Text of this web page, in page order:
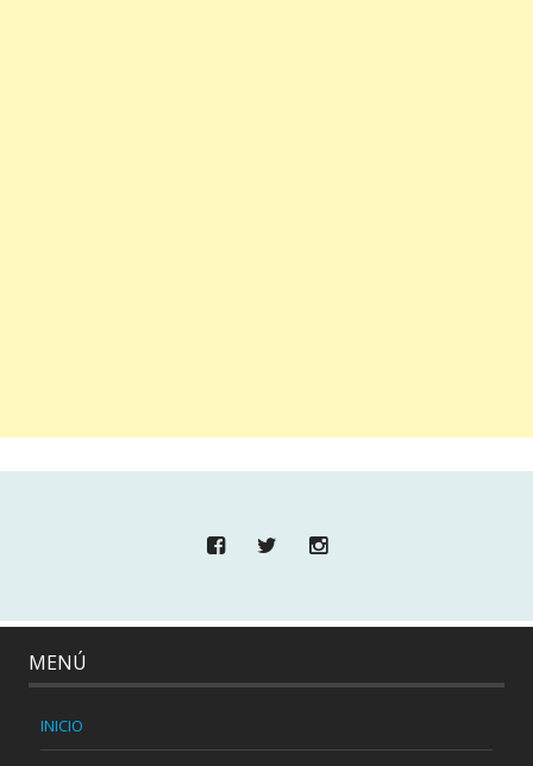
MENÚ
INICIO